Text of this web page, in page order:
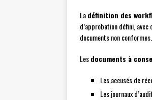
Ladéfinition des
d’approbation défini,
documents non conformes.
Lesdocuments à
Les accusés de
Les journaux